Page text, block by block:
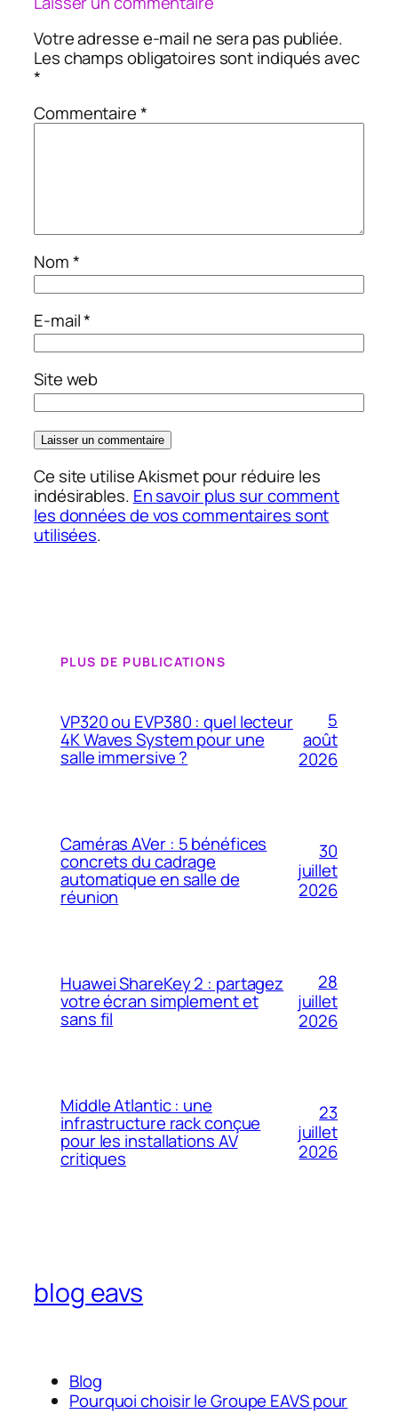
Votre adresse e-mail ne sera pas publiée.
Les champs obligatoires sont indiqués avec
*
Commentaire*
Nom*
E-mail*
Site web
Ce site utilise Akismet pour réduire les
indésirables. En savoir plus sur comment
les données de vos commentaires sont
utilisées.
PLUS DE PUBLICATIONS
VP320 ou EVP380 : quel lecteur
4K Waves System pour une
salle immersive ?
5
août
2026
Caméras AVer : 5 bénéfices
concrets du cadrage
automatique en salle de
réunion
30
juillet
2026
Huawei ShareKey 2 : partagez
votre écran simplement et
sans fil
28
juillet
2026
Middle Atlantic : une
infrastructure rack conçue
pour les installations AV
critiques
23
juillet
2026
blog eavs
Blog
Pourquoi choisir le Groupe EAVS pour